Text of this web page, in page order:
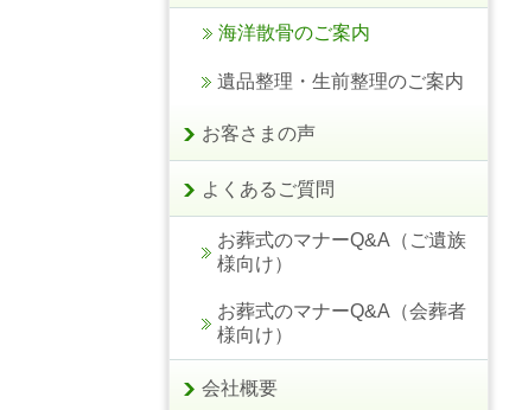
海洋散骨のご案内
遺品整理・生前整理のご案内
お客さまの声
よくあるご質問
お葬式のマナーQ&A（ご遺族
様向け）
お葬式のマナーQ&A（会葬者
様向け）
会社概要